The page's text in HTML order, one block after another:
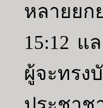
หลายยก
15:12 แ
ผู้จะทรง